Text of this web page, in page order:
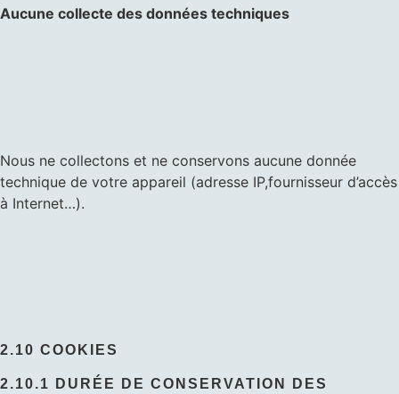
Aucune collecte des données techniques
Nous ne collectons et ne conservons aucune donnée
technique de votre appareil (adresse IP,fournisseur d’accès
à Internet…).
2.10 COOKIES
2.10.1 DURÉE DE CONSERVATION DES